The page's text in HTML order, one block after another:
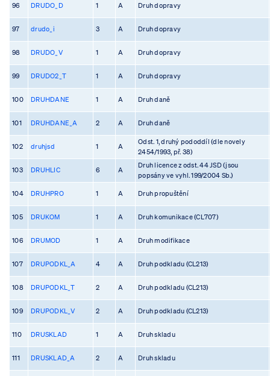
96 DRUDO_D 1 A Druh dopravy
97 drudo_i 3 A Druh dopravy
98 DRUDO_V 1 A Druh dopravy
99 DRUDO2_T 1 A Druh dopravy
100 DRUHDANE 1 A Druh daně
101 DRUHDANE_A 2 A Druh daně
102 druhjsd 1 A
Odst. 1, druhý pododdíl (dle novely
2454/1993, př. 38)
103 DRUHLIC 6 A
Druh licence z odst. 44 JSD (jsou
popsány ve vyhl. 199/2004 Sb.)
104 DRUHPRO 1 A Druh propuštění
105 DRUKOM 1 A Druh komunikace (CL707)
106 DRUMOD 1 A Druh modifikace
107 DRUPODKL_A 4 A Druh podkladu (CL213)
108 DRUPODKL_T 2 A Druh podkladu (CL213)
109 DRUPODKL_V 2 A Druh podkladu (CL213)
110 DRUSKLAD 1 A Druh skladu
111 DRUSKLAD_A 2 A Druh skladu